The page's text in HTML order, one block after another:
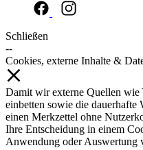
Schließen
--
Cookies, externe Inhalte &
Damit wir externe Quellen wie
einbetten sowie die
einen Merkzettel ohne
Ihre Entscheidung in einem
Anwendung oder Auswertung